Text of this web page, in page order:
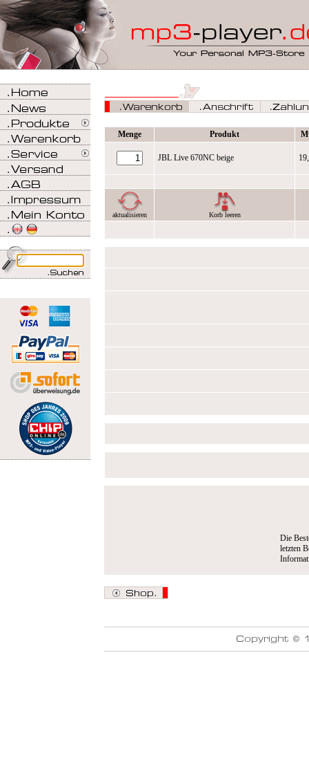
Menge Produkt
JBL Live 670NC beige
aktualisieren Korb leeren
Die
letzten